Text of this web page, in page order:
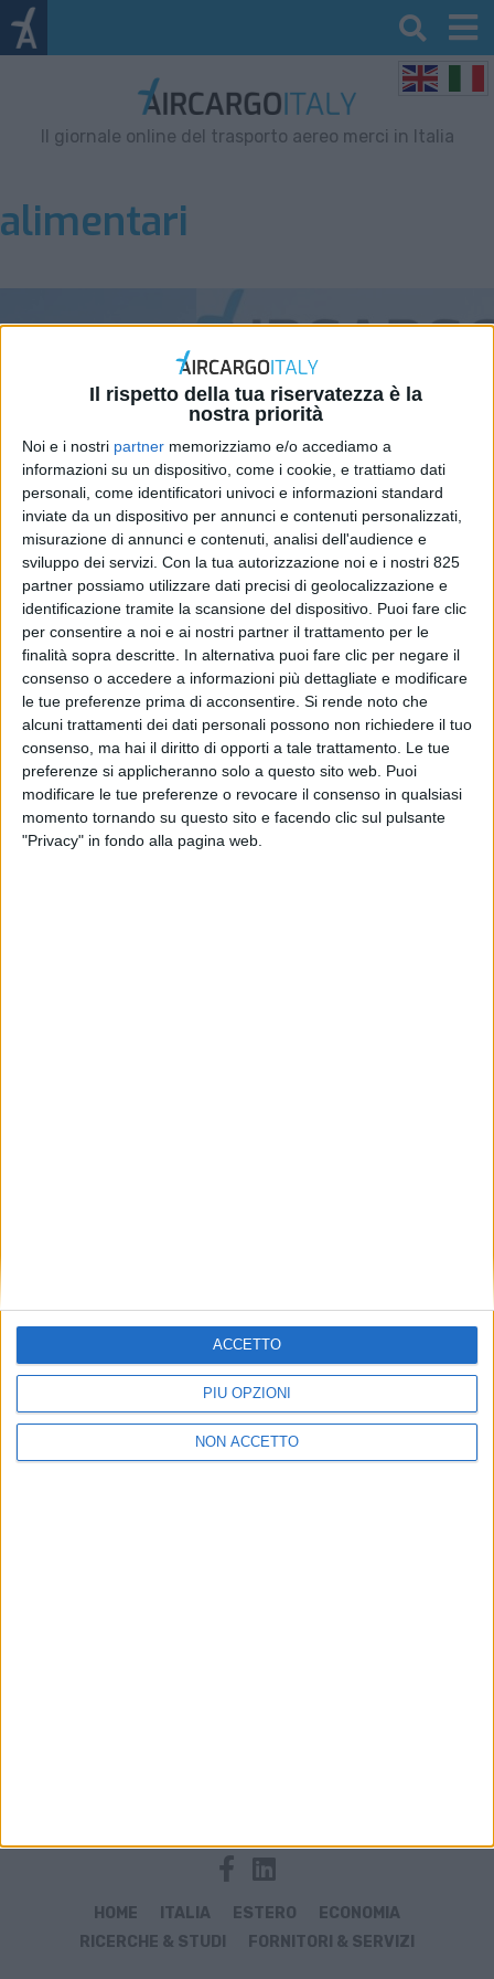
Il rispetto della tua riservatezza è la
nostra priorità
Noi e i nostri partner memorizziamo e/o accediamo a
informazioni su un dispositivo, come i cookie, e trattiamo dati
personali, come identificatori univoci e informazioni standard
inviate da un dispositivo per annunci e contenuti personalizzati,
misurazione di annunci e contenuti, analisi dell'audience e
sviluppo dei servizi. Con la tua autorizzazione noi e i nostri 825
partner possiamo utilizzare dati precisi di geolocalizzazione e
identificazione tramite la scansione del dispositivo. Puoi fare clic
per consentire a noi e ai nostri partner il trattamento per le
finalità sopra descritte. In alternativa puoi fare clic per negare il
consenso o accedere a informazioni più dettagliate e modificare
le tue preferenze prima di acconsentire. Si rende noto che
alcuni trattamenti dei dati personali possono non richiedere il tuo
consenso, ma hai il diritto di opporti a tale trattamento. Le tue
preferenze si applicheranno solo a questo sito web. Puoi
modificare le tue preferenze o revocare il consenso in qualsiasi
momento tornando su questo sito e facendo clic sul pulsante
"Privacy" in fondo alla pagina web.
PIÙ OPZIONI
NON ACCETTO
ACCETTO
Il giornale online del trasporto aereo merci in Italia
alimentari
Food e pharma trainano
l’export italiano: nel 2020
attesa una crescita del 2,8%
ECONOMIA 7 GENNAIO 2020
HOME ITALIA ESTERO
ECONOMIA
RICERCHE & STUDI
FORNITORI & SERVIZI